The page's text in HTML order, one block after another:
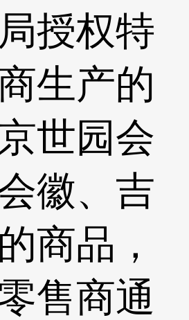
授权特
生产的
世园会
徽、吉
商品，
售商通